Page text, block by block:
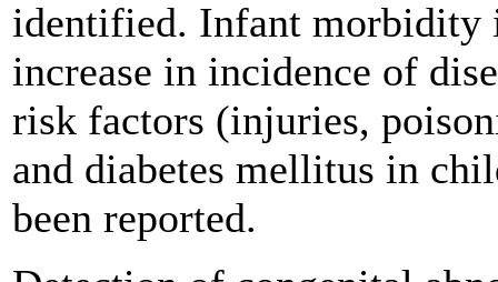
identified. Infant morbidity
increase in incidence of
risk factors (injuries,
and diabetes mellitus in
been reported.